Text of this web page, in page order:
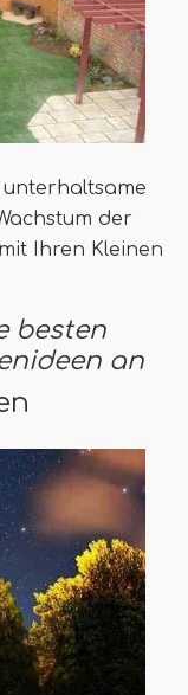
der
Ihren Kleinen
besten
an